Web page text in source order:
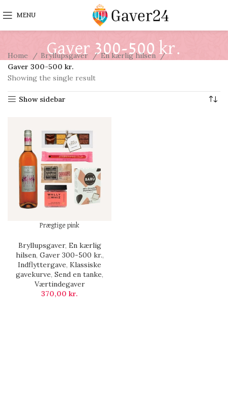
MENU
Gaver 300-500 kr.
Home Bryllupsgaver
En kærlig hilsen
Gaver 300-500 kr.
Showing the single result
Show sidebar
Prægtige pink
Bryllupsgaver, En kærlig
hilsen, Gaver 300-500 kr.,
Indflyttergave, Klassiske
gavekurve, Send en tanke,
Værtindegaver
370,00 kr.